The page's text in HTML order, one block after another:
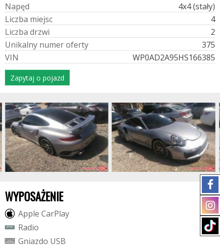
Napęd
4x4 (stały)
Liczba miejsc
4
Liczba drzwi
2
Unikalny numeroferty
375
VIN WP0AD2A95HS166385
Zapytaj o pojazd
WYPOSAŻENIE
Apple CarPlay
Radio
Gniazdo USB